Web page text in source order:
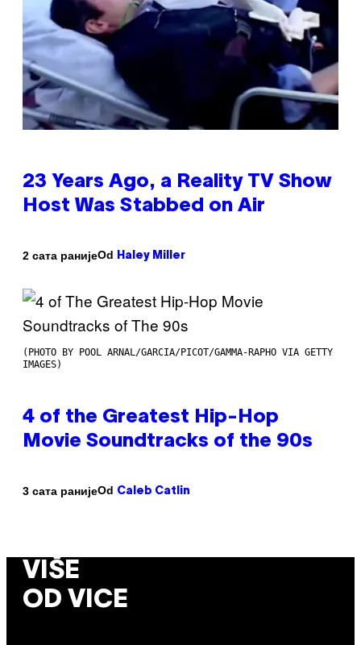
23 Years Ago, a Reality TV Show
Host Was Stabbed on Air
2 сата ранијеOd Haley Miller
(PHOTO BY POOL ARNAL/GARCIA/PICOT/GAMMA-RAPHO VIA GETTY
IMAGES)
4 of the Greatest Hip-Hop
Movie Soundtracks of the 90s
3 сата ранијеOd Caleb Catlin
VIŠE
OD VICE